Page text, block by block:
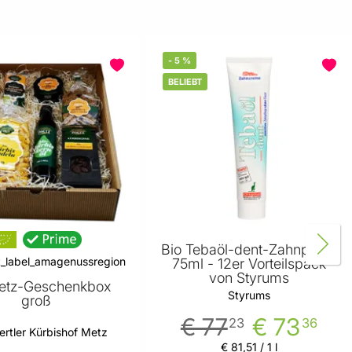
Geschenkbox
groß
Kürbishof Metz
- 5%
BELIEBT
Bio Tebaöl-dent-Zahnpasta
75ml - 12er Vorteilspack
von Styrums
Styrums
€ 73 36
€ 7723
€ 81,51 / 1 l